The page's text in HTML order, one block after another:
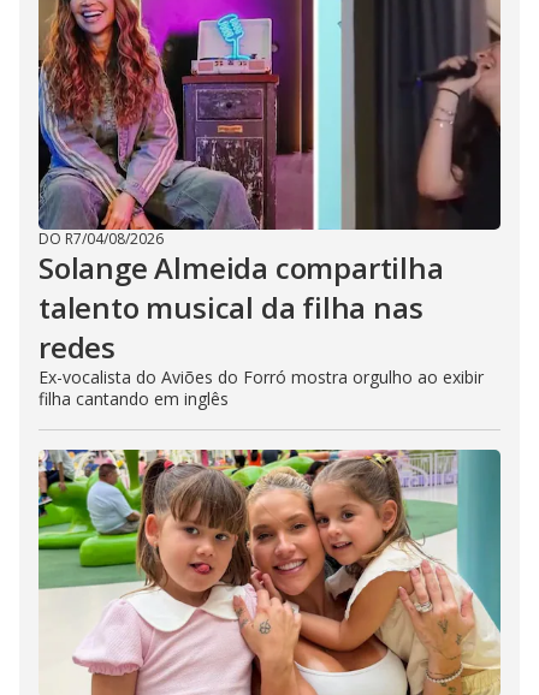
DO R7/04/08/2026
Solange Almeida compartilha
talento musical da filha nas
redes
Ex-vocalista do Aviões do Forró mostra orgulho ao exibir
filha cantando em inglês